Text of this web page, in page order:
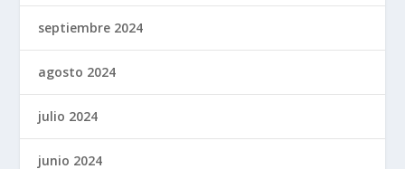
septiembre 2024
agosto 2024
julio 2024
junio 2024